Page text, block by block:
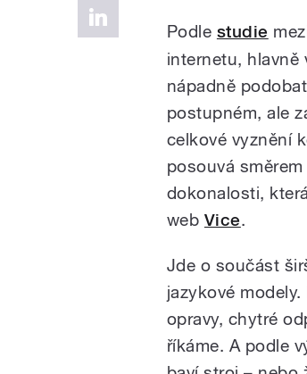
Podle studie
internetu, hlavně
nápadně
postupném, ale
celkové vyznění
posouvá
dokonalosti,
web Vice.
Jde o součást
jazykové
opravy, chytré
říkáme. A podle